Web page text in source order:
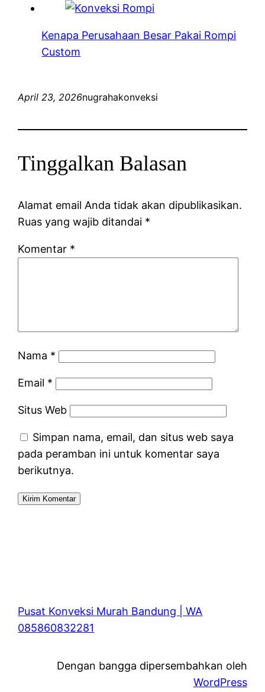
Kenapa Perusahaan Besar Pakai Rompi
Custom
April 23, 2026nugrahakonveksi
Tinggalkan Balasan
Alamat email Anda tidak akan dipublikasikan.
Ruas yang wajib ditandai *
Komentar *
Nama *
Email *
Situs Web
Simpan nama, email, dan situs web saya
pada peramban ini untuk komentar saya
berikutnya.
Pusat Konveksi Murah Bandung | WA
085860832281
Dengan bangga dipersembahkan oleh
WordPress